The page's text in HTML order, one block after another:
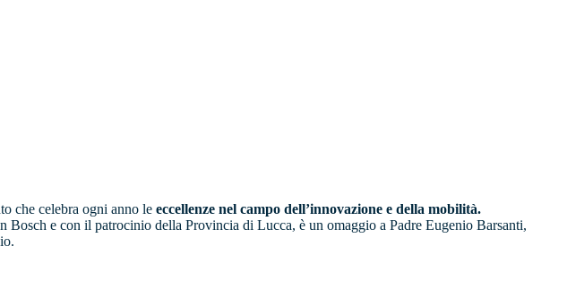
che celebra ogni anno le eccellenze nel campo dell’innovazione e della mobilità.
e con il patrocinio della Provincia di Lucca, è un omaggio a Padre Eugenio Barsanti,